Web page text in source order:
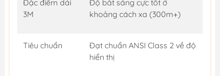
Đặc điểm dải
3M
Độ bắt sáng cực tốt ở
khoảng cách xa (300m+)
Tiêu chuẩn
Đạt chuẩn ANSI Class 2 về độ
hiển thị